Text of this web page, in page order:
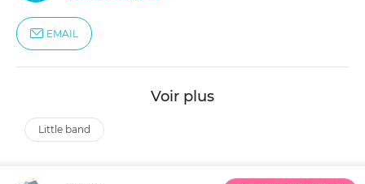
EMAIL
Voir plus
little band